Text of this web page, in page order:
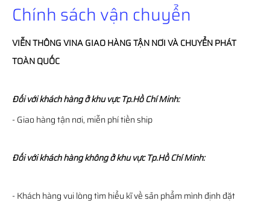
Chính sách vận chuyển
VIỄN THÔNGVINAGIAO HÀNG TẬN NƠI VÀ CHUYỂN PHÁT
TOÀN QUỐC
Đối với khách hàng ở khu vực Tp.Hồ Chí Minh:
- Giao hàng tận nơi, miễn phí tiền ship
Đối với khách hàng không ở khu vực Tp.Hồ Chí Minh:
- Khách hàng vui lòng tìm hiểu kĩ về sản phẩm mình định đặt